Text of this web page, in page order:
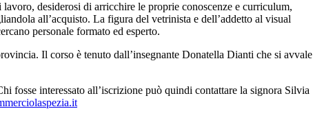
desiderosi di arricchire le proprie conoscenze e curriculum,
all’acquisto. La figura del vetrinista e dell’addetto al visual
personale formato ed esperto.
Il corso è tenuto dall’insegnante Donatella Dianti che si avvale
fosse interessato all’iscrizione può quindi contattare la signora Silvia